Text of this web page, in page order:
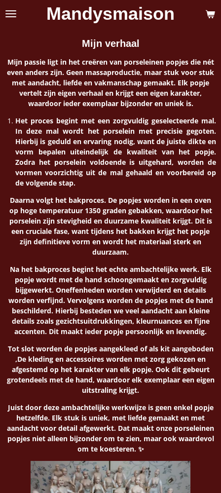
Ga
direct
Mandysmaison
Mijn verhaal
Mijn passie ligt in het creëren van porseleinen popjes die nét
even anders zijn. Geen massaproductie, maar stuk voor stuk
met aandacht, liefde en vakmanschap gemaakt. Elk popje
vertelt zijn eigen verhaal en krijgt een eigen karakter,
waardoor ieder exemplaar bijzonder en uniek is.
Het proces begint met een zorgvuldig geselecteerde mal.
In deze mal wordt het porselein met precisie gegoten.
Hierbij is geduld en ervaring nodig, want de juiste dikte en
vorm bepalen uiteindelijk de kwaliteit van het popje.
Zodra het porselein voldoende is uitgehard, worden de
vormen voorzichtig uit de mal gehaald en voorbereid op
de volgende stap.
Daarna volgt het bakproces. De popjes worden in een oven
op hoge temperatuur 1350 graden gebakken, waardoor het
porselein zijn stevigheid en duurzame kwaliteit krijgt. Dit is
een cruciale fase, want tijdens het bakken krijgt het popje
zijn definitieve vorm en wordt het materiaal sterk en
duurzaam.
Na het bakproces begint het echte ambachtelijke werk. Elk
popje wordt met de hand schoongemaakt en zorgvuldig
bijgewerkt. Oneffenheden worden verwijderd en details
worden verfijnd. Vervolgens worden de popjes met de hand
beschilderd. Hierbij besteden we veel aandacht aan kleine
details zoals gezichtsuitdrukkingen, kleurnuances en fijne
accenten. Dit maakt ieder popje persoonlijk en levendig.
Tot slot worden de popjes aangekleed of als kit aangeboden
,De kleding en accessoires worden met zorg gekozen en
afgestemd op het karakter van elk popje. Ook dit gebeurt
grotendeels met de hand, waardoor elk exemplaar een eigen
uitstraling krijgt.
Juist door deze ambachtelijke werkwijze is geen enkel popje
hetzelfde. Elk stuk is uniek, met liefde gemaakt en met
aandacht voor detail afgewerkt. Dat maakt onze porseleinen
popjes niet alleen bijzonder om te zien, maar ook waardevol
om te koesteren. ✨